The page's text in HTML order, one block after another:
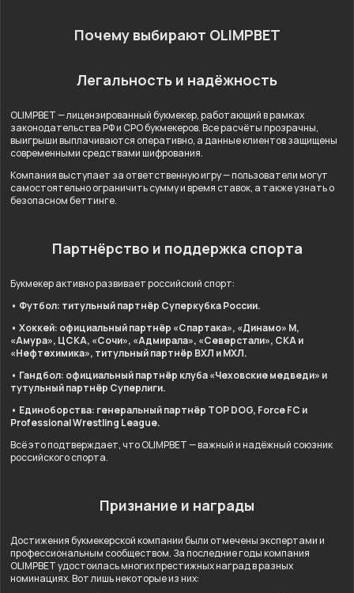
Почему выбирают OLIMPBET
Легальность и надёжность
OLIMPBET — лицензированный букмекер, работающий в рамках
законодательства РФ и СРО букмекеров. Все расчёты прозрачны,
выигрыши выплачиваются оперативно, а данные клиентов защищены
современными средствами шифрования.
Компания выступает за ответственную игру — пользователи могут
самостоятельно ограничить сумму и время ставок, а также узнать о
безопасном беттинге.
Партнёрство и поддержка спорта
Букмекер активно развивает российский спорт:
• Футбол: титульный партнёр Суперкубка России.
• Хоккей: официальный партнёр «Спартака», «Динамо» М,
«Амура», ЦСКА, «Сочи», «Адмирала», «Северстали», СКА и
«Нефтехимика», титульный партнёр ВХЛ и МХЛ.
• Гандбол: официальный партнёр клуба «Чеховские медведи» и
тутульный партнёр Суперлиги.
• Единоборства: генеральный партнёр TOP DOG, Force FC и
Professional Wrestling League.
Всё это подтверждает, что OLIMPBET — важный и надёжный союзник
российского спорта.
Признание и награды
Достижения букмекерской компании были отмечены экспертами и
профессиональным сообществом. За последние годы компания
OLIMPBET удостоилась многих престижных наград в разных
номинациях. Вот лишь некоторые из них: